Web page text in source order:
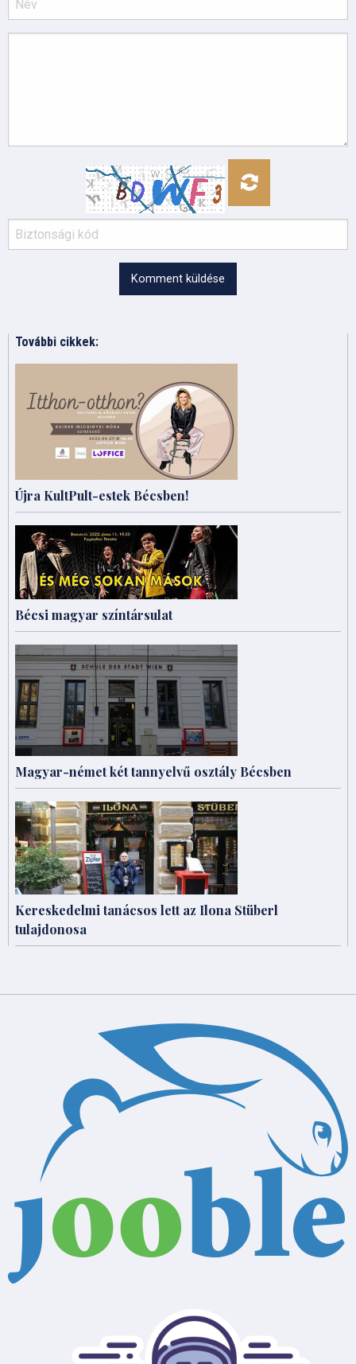
Komment küldése
További cikkek:
Újra KultPult-estek Bécsben!
Bécsi magyar színtársulat
Magyar-német két tannyelvű osztály Bécsben
Kereskedelmi tanácsos lett az Ilona Stüberl
tulajdonosa